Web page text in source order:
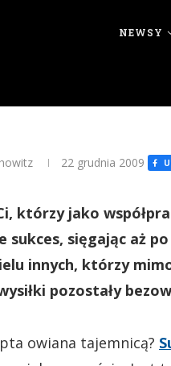
NEWSY
22 grudnia 2009
którzy jako
sięgając aż
innych, którzy
pozostały
owiana tajemnicą?